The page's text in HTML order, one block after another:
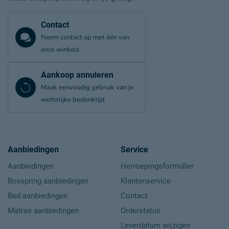
Contact
Neem contact op met één van
onze winkels
Aankoop annuleren
Maak eenvoudig gebruik van je
wettelijke bedenktijd
Aanbiedingen
Aanbiedingen
Boxspring aanbiedingen
Bed aanbiedingen
Matras aanbiedingen
Service
Herroepingsformulier
Klantenservice
Contact
Orderstatus
Leverdatum wijzigen